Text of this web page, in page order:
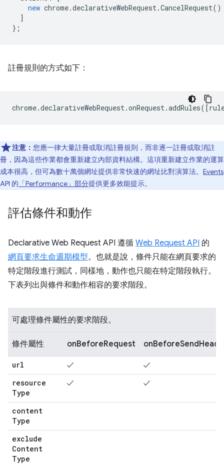
new chrome.declarativeWebRequest.CancelRequest()
]
};
註冊規則的方式如下：
chrome.declarativeWebRequest.onRequest.addRules([
注意： 您應一律大量註冊或取消註冊規則，而非逐一註冊或取消註
冊，因為這些作業都會重新建立內部資料結構。這項重新建立作業的運算
成本很高，但可為數十萬個網址提供非常快速的網址比對演算法。 Events
API 的 「Performance」部分提供更多效能提示。
評估條件和動作
Declarative Web Request API 遵循 Web Request API 的
網頁要求生命週期模型。也就是說，條件只能在網頁要求的
特定階段進行測試，同樣地，動作也只能在特定階段執行。
下表列出與條件和動作相容的要求階段。
可處理條件屬性的要求階段。
條件屬性 onBeforeRequest
url ✓ ✓
resource
Type
✓ ✓
content
Type
exclude
Content
Type